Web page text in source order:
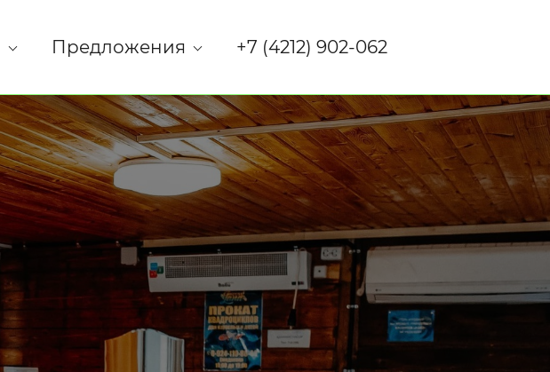
Предложения +7 (4212) 902-062